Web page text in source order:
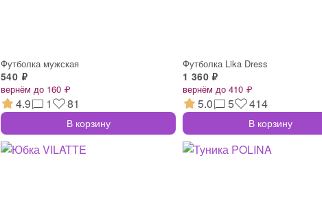
Футболка мужская
540 ₽
вернём до 160 ₽
4.9 1 81
В корзину
Футболка Lika Dress
1 360 ₽
вернём до 410 ₽
5.0 5 414
В корзину